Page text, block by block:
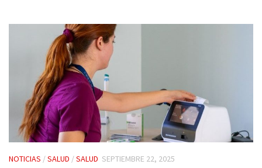
NOTICIAS /SALUD /SALUD SEPTIEMBRE 22, 2025